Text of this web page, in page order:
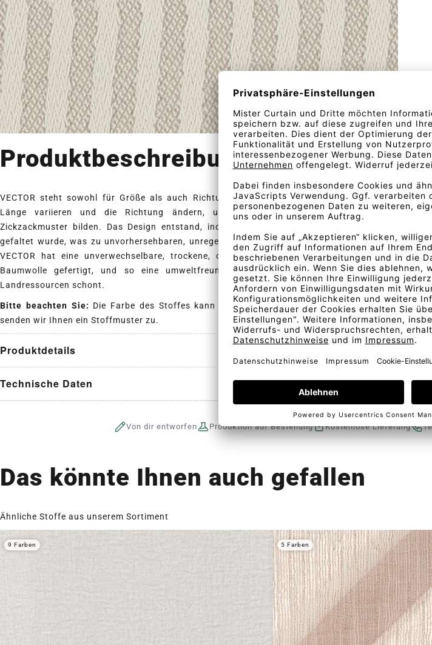
Produktbeschreibung
VECTOR steht sowohl für Größe als auch Richtung, hier übersetzt als Linien, die in der
Länge variieren und die Richtung ändern, und ein unterbrochenes Streifen- oder
Zickzackmuster bilden. Das Design entstand, indem ein gestreiftes Blatt Papier zufällig
gefaltet wurde, was zu unvorhersehbaren, unregelmäßigen Brüchen in den Streifen führte.
VECTOR hat eine unverwechselbare, trockene, charaktervolle Textur, ist aus recycelter
Baumwolle gefertigt, und so eine umweltfreundliche Wahl, die Wasser, Energie und
Landressourcen schont.
Bitte beachten Sie: Die Farbe des Stoffes kann vom angezeigten Bild abweichen. Gerne
senden wir Ihnen ein Stoffmuster zu.
Produktdetails
Technische Daten
Von dir entworfen Produktion auf Bestellung Kostenlose Lieferung
Das könnte Ihnen auch gefallen
Ähnliche Stoffe aus unserem Sortiment
9 Farben 5 Farben